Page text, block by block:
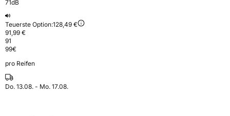
71dB
Teuerste Option:128,49 €
91,99 €
91
99€
pro Reifen
Do. 13.08. - Mo. 17.08.